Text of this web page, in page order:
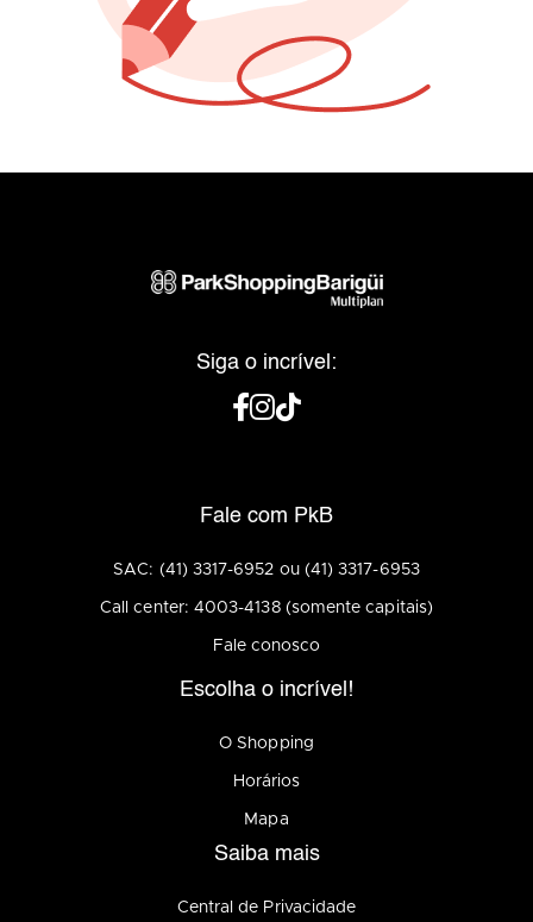
Siga o incrível:
Fale com PkB
SAC: (41) 3317-6952 ou (41) 3317-6953
Call center: 4003-4138 (somente capitais)
Fale conosco
Escolha o incrível!
O Shopping
Horários
Mapa
Saiba mais
Central de Privacidade